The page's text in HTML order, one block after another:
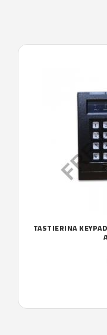
TASTIERINA